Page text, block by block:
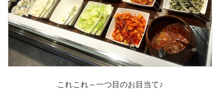
これこれ～一つ目のお目当て♪